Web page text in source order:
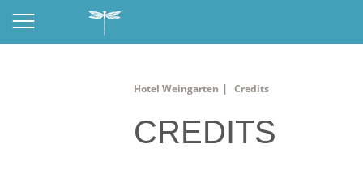
Hotel Weingarten | Credits
CREDITS